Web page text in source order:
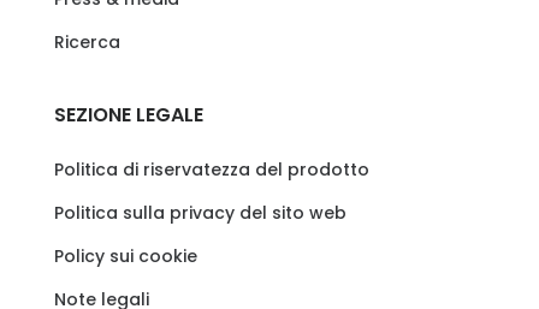
Ricerca
SEZIONE LEGALE
Politica di riservatezza del prodotto
Politica sulla privacy del sito web
Policy sui cookie
Note legali